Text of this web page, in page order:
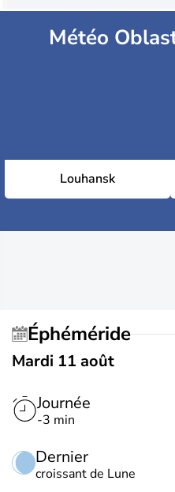
Météo
Louhansk
Éphéméride
Mardi 11 août
Journée
-3 min
Dernier
croissant de Lune